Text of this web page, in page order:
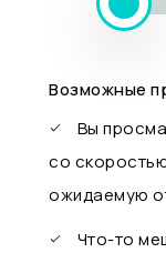
Возможные
Вы
со
ожидаемую
Что-то